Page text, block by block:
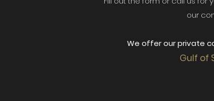
our
We offer our private
Gulf of